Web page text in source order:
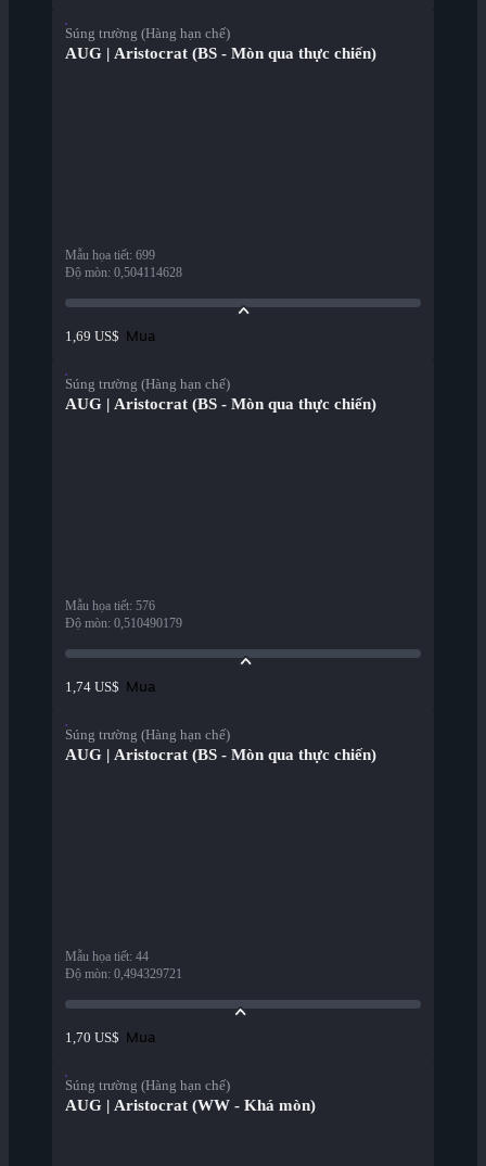
Súng trường (Hàng hạn chế)
AUG | Aristocrat (BS - Mòn qua thực chiến)
Mẫu họa tiết: 699
Độ mòn: 0,504114628
1,69 US$ Mua
Súng trường (Hàng hạn chế)
AUG | Aristocrat (BS - Mòn qua thực chiến)
Mẫu họa tiết: 576
Độ mòn: 0,510490179
1,74 US$ Mua
Súng trường (Hàng hạn chế)
AUG | Aristocrat (BS - Mòn qua thực chiến)
Mẫu họa tiết: 44
Độ mòn: 0,494329721
1,70 US$ Mua
Súng trường (Hàng hạn chế)
AUG | Aristocrat (WW - Khá mòn)